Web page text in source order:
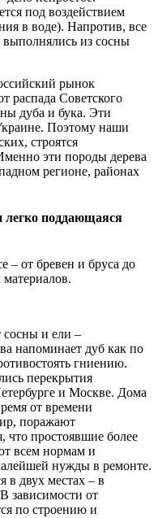
под воздействием
в воде). Напротив, все
из сосны
рынок
распада Советского
дуба и бука. Эти
Поэтому наши
строятся
эти породы дерева
регионе, районах
легко поддающаяся
– от бревен и бруса до
и ели –
напоминает дуб как по
гниению.
перекрытия
и Москве. Дома
от времени
поражают
что простоявшие более
всем нормам и
нужды в ремонте.
в двух местах – в
зависимости от
по строению и